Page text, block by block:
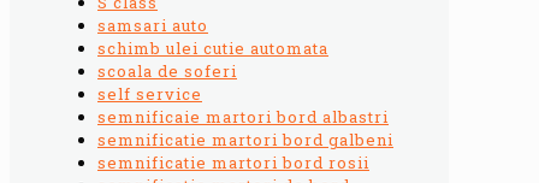
samsari auto
schimb ulei cutie automata
scoala de soferi
self service
semnificaie martori bord albastri
semnificatie martori bord galbeni
semnificatie martori bord rosii